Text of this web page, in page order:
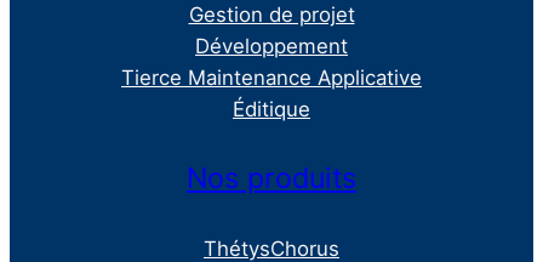
Gestion de projet
Développement
Tierce Maintenance Applicative
Éditique
Nos produits
ThétysChorus